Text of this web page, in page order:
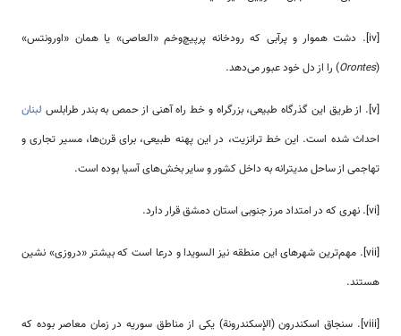
[iv]. دشت هموار و پرآبی که رودخانه پرپیچ‌وخم «العاصی» یا همان «اورونتس»
(
Orontes) را از دل خود عبور می‌دهد.
[v]. از طریق این گذرگاه طبیعی، بزرگراه و خط راه ­آهنی از حمص به بندر طرابلس
لبنان
احداث شده است. این خط ترانزیت، در این پهنه طبیعی، برای قرن‌ها، مسیر تجاری و
تهاجمی از ساحل مدیترانه به داخل کشور و سایر بخش‌های آسیا بوده است.
[vi]. نهری که در امتداد مرز جنوبی استان دمشق قرار دارد.
[vii]. مهم‌ترین شهرهای این منطقه نیز السویدا و درعا است که بیشتر «دروزی» نشین
هستند.
[viii]. سنجاق اسکندرون (الإسكندرونة) یکی از مناطق سوریه در زمان معاصر بوده که